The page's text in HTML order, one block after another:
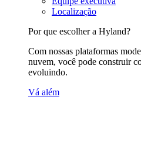
Localização
Por que escolher a Hyland?
Com nossas plataformas
nuvem, você pode construir
evoluindo.
Vá além